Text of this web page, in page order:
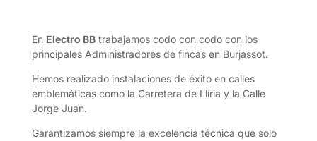
En Electro BBtrabajamos codo con codo con los
principales Administradores de fincas en Burjassot.
Hemos realizado instalaciones de éxito en calles
emblemáticas como la Carretera de Llíria y la Calle
Jorge Juan.
Garantizamos siempre la excelencia técnica que solo